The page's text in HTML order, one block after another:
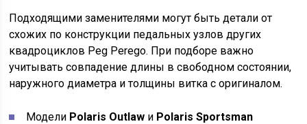
Подходящими заменителями могут быть детали от
схожих по конструкции педальных узлов других
квадроциклов Peg Perego. При подборе важно
учитывать совпадение длины в свободном состоянии,
наружного диаметра и толщины витка с оригиналом.
Модели Polaris Outlaw и Polaris Sportsman